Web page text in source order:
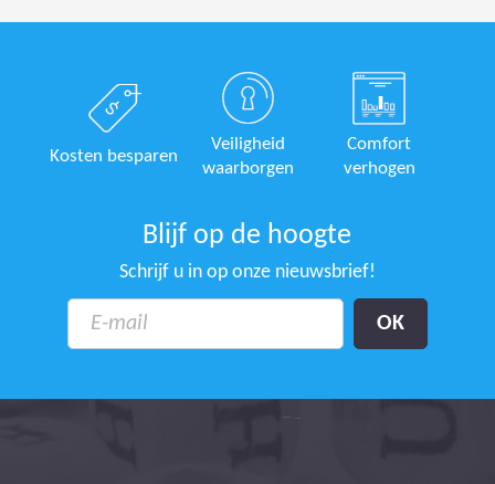
Kosten besparen
Veiligheid
waarborgen
Comfort
verhogen
Blijf op de hoogte
Schrijf u in op onze nieuwsbrief!